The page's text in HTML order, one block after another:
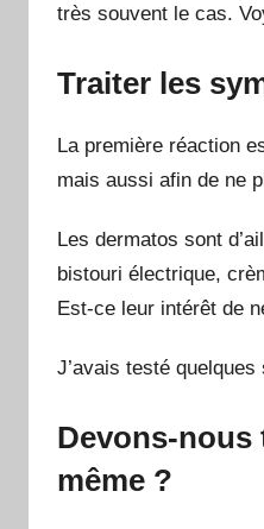
très souvent le cas.
Traiter les
La première réaction
mais aussi afin de ne
Les dermatos sont
bistouri électrique,
Est-ce leur intérêt de
J’avais testé
Devons-nous
même ?